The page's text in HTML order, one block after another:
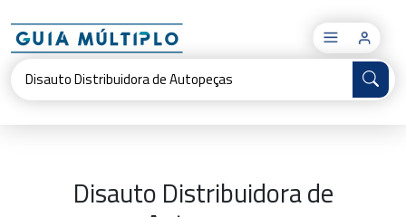
×
Disauto Distribuidora de